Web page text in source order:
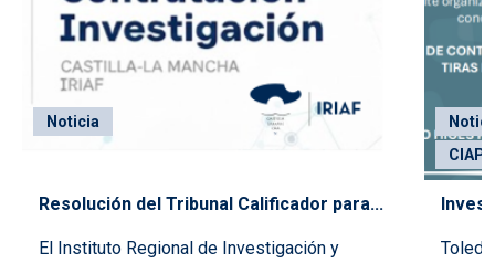
Noticia
Resolución del Tribunal Calificador para...
El Instituto Regional de Investigación y